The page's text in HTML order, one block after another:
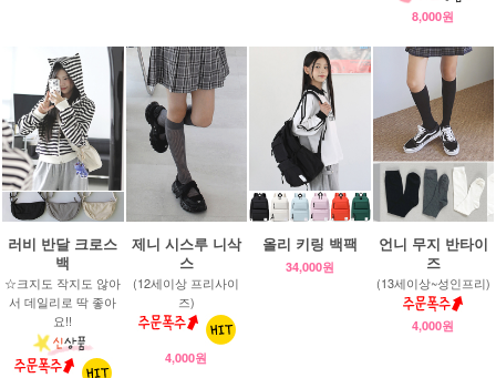
8,000원
러비 반달 크로스
백
☆크지도 작지도 않아
서 데일리로 딱 좋아
요!!
제니 시스루 니삭
스
(12세이상 프리사이
즈)
4,000원
올리 키링 백팩
34,000원
언니 무지 반타이
즈
(13세이상~성인프리)
4,000원